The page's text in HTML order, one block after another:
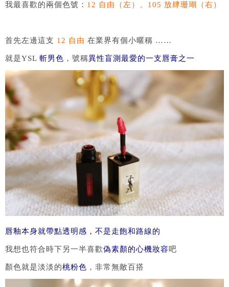
我最喜歡的兩個色號： 12 自由（左）、105 放肆珊瑚（右）
首先左邊這支 12 自由 在業界有個小暱稱 ……
就是YSL 斬男色 ，號稱異性盲測最愛的一支唇膏之一
唇釉本身就帶點透明感，不是走飽和路線的
我想也符合時下另一半喜歡偽素顏的心機妝容吧
顏色就是淡淡的桃粉色 ，非常無敵百搭